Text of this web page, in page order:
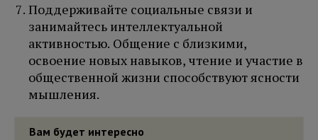
Поддерживайте социальные связи и
занимайтесь интеллектуальной
активностью. Общение с близкими,
освоение новых навыков, чтение и участие в
общественной жизни способствуют ясности
мышления.
Вам будет интересно